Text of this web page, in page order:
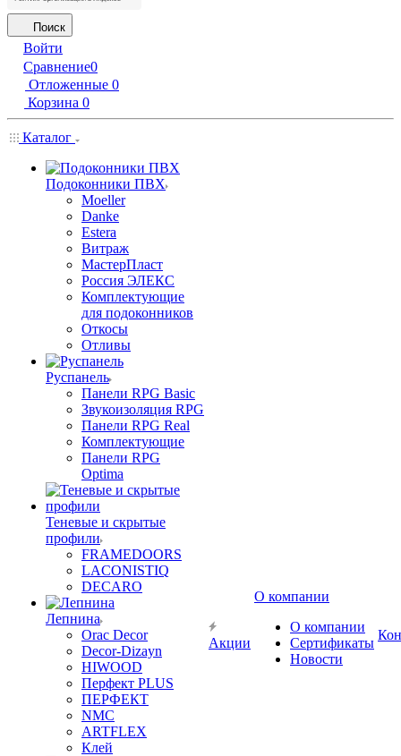
Поиск
Войти
Сравнение0
Отложенные 0
Корзина 0
Каталог
Подоконники ПВХ
Moeller
Danke
Estera
Витраж
МастерПласт
Россия ЭЛЕКС
Комплектующие
для подоконников
Откосы
Отливы
Руспанель
Панели RPG Basic
Звукоизоляция RPG
Панели RPG Real
Комплектующие
Панели RPG
Optima
Теневые и скрытые
профили
FRAMEDOORS
LACONISTIQ
DECARO
Лепнина
Orac Decor
Decor-Dizayn
HIWOOD
Перфект PLUS
ПЕРФЕКТ
NMC
ARTFLEX
Клей
Акции
О компании
О компании
Сертификаты
Новости